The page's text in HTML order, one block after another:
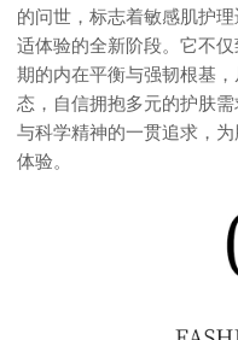
的问世，标志着敏感肌护
适体验的全新阶段。它不
期的内在平衡与强韧根基
态，自信拥抱多元的护肤
与科学精神的一贯追求，
体验。